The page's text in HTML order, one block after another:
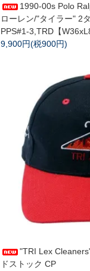
1990-00s Polo
ローレン/"タイラー" 2
PPS#1-3,TRD【
9,900円(税900円)
"TRI Lex
ドストック CP